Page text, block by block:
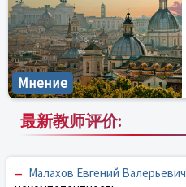
Мнение
最新教师评价:
– Малахов Евгений Валерьевич